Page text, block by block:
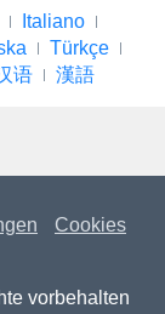
Italiano
Türkçe
语 漢語
Cookies
vorbehalten